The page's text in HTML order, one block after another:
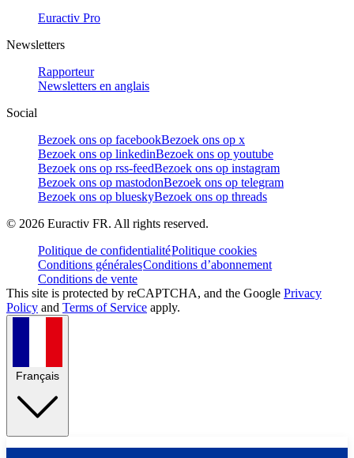
Euractiv Pro
Newsletters
Rapporteur
Newsletters en anglais
Social
Bezoek ons op facebookBezoek ons op x
Bezoek ons op linkedinBezoek ons op youtube
Bezoek ons op rss-feedBezoek ons op instagram
Bezoek ons op mastodonBezoek ons op telegram
Bezoek ons op blueskyBezoek ons op threads
© 2026 Euractiv FR. All rights reserved.
Politique de confidentialitéPolitique cookies
Conditions généralesConditions d’abonnement
Conditions de vente
This site is protected by reCAPTCHA, and the Google Privacy
Policy and Terms of Service apply.
Français